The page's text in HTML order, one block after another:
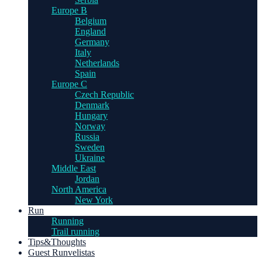
Europe B
Belgium
England
Germany
Italy
Netherlands
Spain
Europe C
Czech Republic
Denmark
Hungary
Norway
Russia
Sweden
Ukraine
Middle East
Jordan
North America
New York
Run
Running
Trail running
Tips&Thoughts
Guest Runvelistas